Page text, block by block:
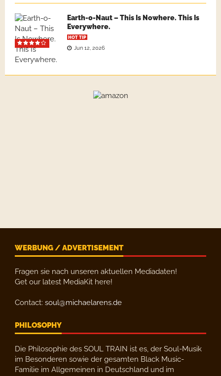
Earth-o-Naut – This Is Nowhere. This Is
Everywhere.
HOT TIP
Jun 12, 2026
WERBUNG / ADVERTISEMENT
Fragen sie nach unseren aktuellen Mediadaten!
Get our latest MediaKit here!
Contact: soul@michaelarens.de
PHILOSOPHY
Die Philosophie des SOUL TRAIN ist es, der Soul-Musik
im Besonderen sowie der gesamten Black Music-
Familie im Allgemeinen in Deutschland und im